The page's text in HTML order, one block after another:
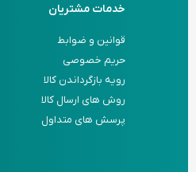
خدمات مشتریان
قوانین و ضوابط
حریم خصوصی
رویه بازگرداندن کالا
روش های ارسال کالا
پرسش های متداول